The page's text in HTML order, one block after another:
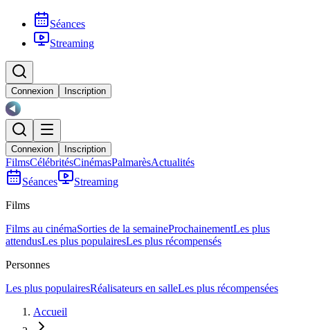
Séances
Streaming
Connexion Inscription
Connexion Inscription
FilmsCélébritésCinémasPalmarèsActualités
Séances
Streaming
Films
Films au cinémaSorties de la semaineProchainementLes plus
attendusLes plus populairesLes plus récompensés
Personnes
Les plus populairesRéalisateurs en salleLes plus récompensées
Accueil